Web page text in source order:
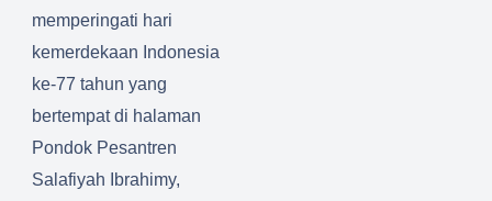
memperingati hari
kemerdekaan Indonesia
ke-77 tahun yang
bertempat di halaman
Pondok Pesantren
Salafiyah Ibrahimy,